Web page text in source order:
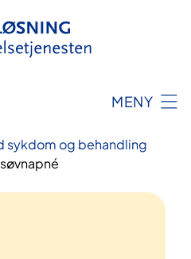
MENY
sykdom og behandling